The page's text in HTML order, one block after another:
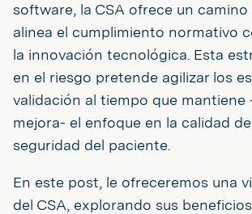
software, la CSA ofrece un camino
alinea el cumplimiento normativo
la innovación tecnológica. Esta
en el riesgo pretende agilizar los
validación al tiempo que mantiene
mejora- el enfoque en la calidad
seguridad del paciente.
En este post, le ofreceremos una
del CSA, explorando sus